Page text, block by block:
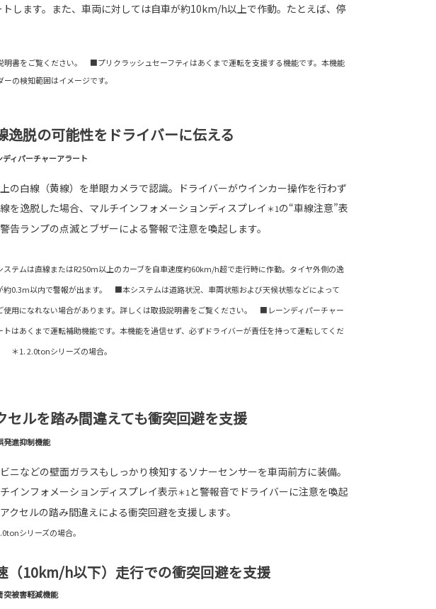
します。また、車両に対しては自車が約10km/h以上で作動。たとえば、停
書をご覧ください。 ■プリクラッシュセーフティはあくまで運転を支援する機能です。本機能
の検知範囲はイメージです。
逸脱の可能性をドライバーに伝える
ディパーチャーアラート
の白線（黄線）を単眼カメラで認識。ドライバーがウインカー操作を行わず
を逸脱した場合、マルチインフォメーションディスプレイ ＊1の“車線注意”表
告ランプの点滅とブザーによる警報で注意を喚起します。
テムは直線またはR250m以上のカーブを自車速度約60km/h超で走行時に作動。タイヤ外側の逸
約0.3m以内で警報が出ます。 ■本システムは道路状況、車両状態および天候状態などによって
使用になれない場合があります。詳しくは取扱説明書をご覧ください。 ■レーンディパーチャー
トはあくまで運転補助機能です。本機能を過信せず、必ずドライバーが責任を持って運転してくだ
＊1. 2.0tonシリーズの場合。
セルを踏み間違えても衝突回避を支援
発進抑制機能
ニなどの壁面ガラスもしっかり検知するソナーセンサーを車両前方に装備。
インフォメーションディスプレイ表示＊1 と警報音でドライバーに注意を喚起
クセルの踏み間違えによる衝突回避を支援します。
シリーズの場合。
（10km/h以下）走行での衝突回避を支援
突被害軽減機能